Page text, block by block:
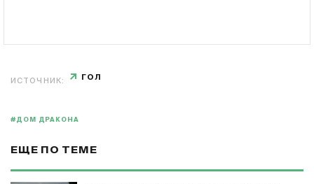
ИСТОЧНИК: ГОЛ
#ДОМ ДРАКОНА
ЕЩЕ ПО ТЕМЕ